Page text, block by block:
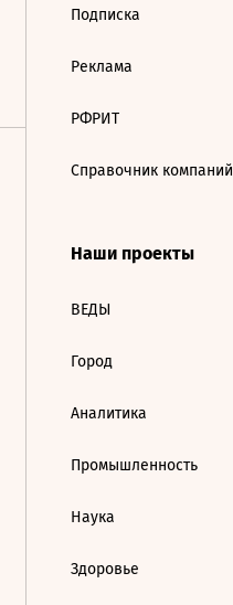
Подписка
Реклама
РФРИТ
Справочник компаний
Наши проекты
ВЕДЫ
Город
Аналитика
Промышленность
Наука
Здоровье